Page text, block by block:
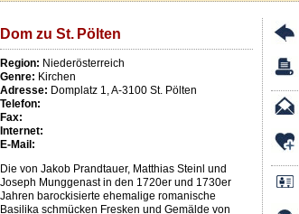
Dom zu St. Pölten
Region: Niederösterreich
Genre: Kirchen
Adresse: Domplatz 1,A-3100 St. Pölten
Telefon:
Fax:
Internet:
E-Mail:
Die von Jakob Prandtauer, Matthias Steinl und
Joseph Munggenast in den 1720er und 1730er
Jahren barockisierte ehemalige romanische
Basilika schmücken Fresken und Gemälde von